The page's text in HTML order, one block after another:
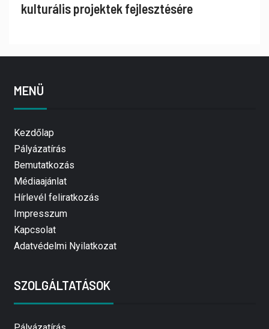
kulturális projektek fejlesztésére
MENÜ
Kezdőlap
Pályázatírás
Bemutatkozás
Médiaajánlat
Hírlevél feliratkozás
Impresszum
Kapcsolat
Adatvédelmi Nyilatkozat
SZOLGÁLTATÁSOK